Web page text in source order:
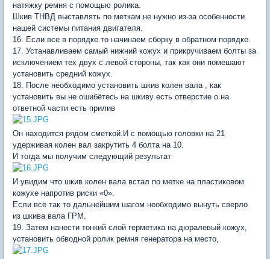
натяжку ремня с помощью ролика.
Шкив ТНВД выставлять по меткам не нужно из-за особенности
нашей системы питания двигателя.
16. Если все в порядке то начинаем сборку в обратном порядке.
17. Устанавливаем самый нижний кожух и прикручиваем болты за
исключением тех двух с левой стороны, так как они помешают
установить средний кожух.
18. После необходимо установить шкив колен вала , как
установить вы не ошибётесь на шкиву есть отверстие о на
ответной части есть прилив
Он находится рядом сметкой.И с помощью головки на 21
удерживая колен вал закрутить 4 болта на 10.
И тогда мы получим следующий результат
И увидим что шкив колен вала встал по метке на пластиковом
кожухе напротив риски «0».
Если всё так то дальнейшим шагом необходимо вынуть сверло
из шкива вала ГРМ.
19. Затем нанести тонкий слой герметика на дюралевый кожух,
установить обводной ролик ремня генератора на место,